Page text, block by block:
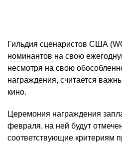
Гильдия сценаристов США
номинантов на свою
несмотря на свою
награждения, считается
кино.
Церемония награждения
февраля, на ней будут
соответствующие критериям